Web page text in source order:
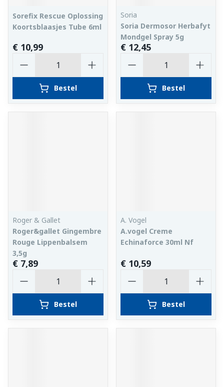
Sorefix Rescue Oplossing
Koortsblaasjes Tube 6ml
€ 10,99
Bestel
Soria
Soria Dermosor Herbafyt
Mondgel Spray 5g
€ 12,45
Bestel
Roger & Gallet
Roger&gallet Gingembre
Rouge Lippenbalsem
3,5g
€ 7,89
Bestel
A. Vogel
A.vogel Creme
Echinaforce 30ml Nf
€ 10,59
Bestel